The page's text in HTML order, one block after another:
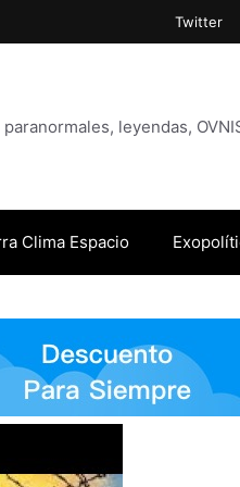
Twitter
leyendas,
Clima Espacio